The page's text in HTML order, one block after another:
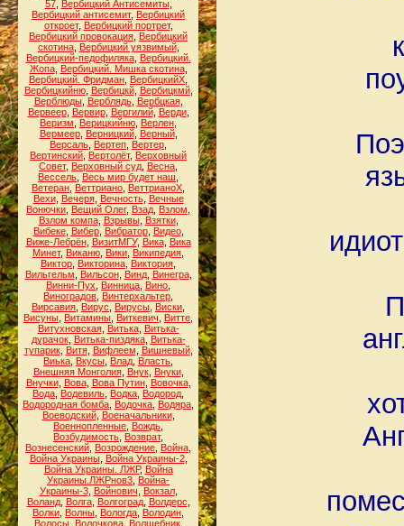
57, Вербицкий Антисемиты,
Вербицкий антисемит, Вербицкий
откроет, Вербицкий портрет,
Вербицкий провокация Вербицкий
скотина, Вербицкий уязвимый,
Вербицкий-педофиляка, Вербицкий.
Жопа, Вербицкий. Мишка скотина,
Вербицкий. Фридман ВербицкийХ
Вербицкийню, Вербицкй, Вербицкмй,
Верблюды, Верблядь, Вербцкая,
Вервеер, Вервир, Вергилий, Верди,
Веризм
Верицкийню Верлен
Вермеер, Верницкий, Верный,
Версаль Вертеп Вертер
Вертинский Вертолёт, Верховный
Совет, Верховный суд Весна
Вессель Весь мир будет наш
Ветеран Веттриано ВеттрианоХ
Вехи, Вечеря, Вечность, Вечные
Вонючки Вещий Олег, Взад Взлом
Взлом компа, Взрывы, Взятки,
Вибеке, Вибер, Вибратор, Видео,
Виже-Лебрён, ВизитМГУ, Вика, Вика
Минет, Виканю Вики Википедия
Виктор Викторина Виктория
Вильгельм
Вильсон, Винд, Винегра,
Винни-Пух
Винница Вино
Виноградов Винтерхальтер
Вирсавия Вирус Вирусы Виски
Висуны Витамины Виткевич Витте
Витухновская, Витька, Витька-
дурачок, Витька-пиздяка, Витька-
тупарик, Витя, Вифлеем Вишневый,
Виька Вкусы Влад Власть
Внешняя Монголия, Внук, Внуки,
Внучки, Вова, Вова Путин, Вовочка,
Вода Водевиль Водка Водород
Водородная бомба Водочка Водяра
Воеводский, Военачальники,
Военнопленные Вождь
Возбудимость Возврат,
Вознесенский Возрождение Война
Война Украины, Война Украины-2,
Война Украины. ЛЖР, Война
Украины.ЛЖРнов3 Война-
Украины-3, Войнович Вокзал,
Воланд, Волга, Волгоград, Волдерс
Волки Волны Вологда Володин
Волосы, Волочкова, Волшебник,